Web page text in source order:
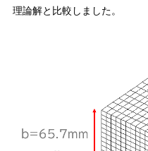
理論解と比較しました。